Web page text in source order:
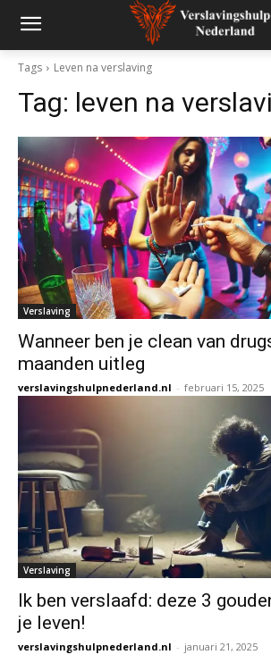
Tags Leven na verslaving
Tag: leven na
Verslaving
Wanneer ben je clean van
maanden uitleg
verslavingshulpnederland.nl - februari 15, 2025
Verslaving
Ik ben verslaafd: deze 3
je leven!
verslavingshulpnederland.nl - januari 21, 2025